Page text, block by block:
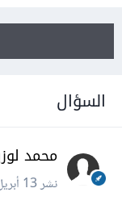
السؤال
محمد
نشر13 أبريل 2015